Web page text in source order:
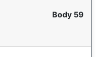
Body 59